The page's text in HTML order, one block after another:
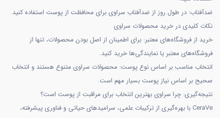
ضدآفتاب: در طول روز از ضدآفتاب سراوی برای محافظت از پوست استفاده کنید.
نکات کلیدی در خرید محصولات سراوی
خرید از فروشگاه‌های معتبر: برای اطمینان از اصل بودن محصولات، تنها از
فروشگاه‌های معتبر یا نمایندگی‌ها خرید کنید.
انتخاب مناسب بر اساس نوع پوست: محصولات سراوی متنوع هستند و انتخاب
صحیح بر اساس نیاز پوست بسیار مهم است.
نتیجه‌گیری: چرا سراوی بهترین انتخاب برای مراقبت از پوست است؟
CeraVe با بهره‌گیری از ترکیبات علمی، سرامیدهای حیاتی و فناوری پیشرفته،